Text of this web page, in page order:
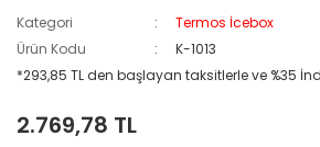
Kategori
Termos İcebox
Ürün Kodu
K-1013
*293,85 TL den başlayan taksitlerle ve %35
2.769,78 TL